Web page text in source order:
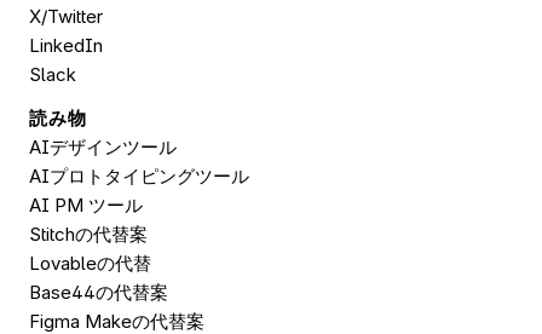
X/Twitter
LinkedIn
Slack
読み物
AIデザインツール
AIプロトタイピングツール
AI PM ツール
Stitchの代替案
Lovableの代替
Base44の代替案
Figma Makeの代替案